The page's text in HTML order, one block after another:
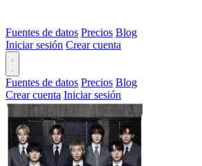
Fuentes de datos Precios Blog
Iniciar sesión Crear cuenta
Fuentes de datos Precios Blog
Crear cuenta Iniciar sesión